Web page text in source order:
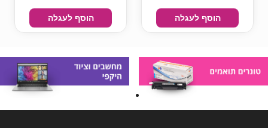
הוסף לעגלה הוסף לעגלה